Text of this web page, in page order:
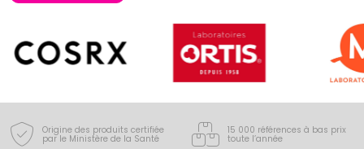
Origine des produits certifiée
par le Ministère de la Santé
15 000 références à bas prix
toute l’année